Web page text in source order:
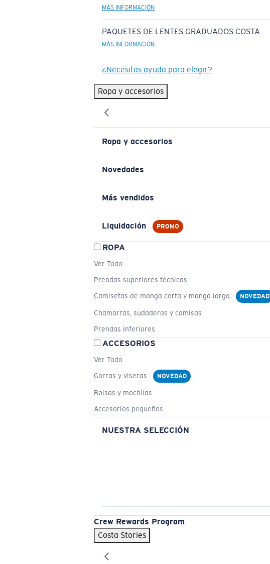
MÁS INFORMACIÓN
PAQUETES DE LENTES GRADUADOS COSTA
MÁS INFORMACIÓN
¿Necesitas ayuda para elegir?
Ropa y accesorios
Ropa y accesorios
Novedades
Más vendidos
Liquidación PROMO
ROPA
Ver Todo
Prendas superiores técnicas
Camisetas de manga corta y manga larga
NOVEDAD
Chamarras, sudaderas y camisas
Prendas inferiores
ACCESORIOS
Ver Todo
Gorras y viseras
NOVEDAD
Bolsas y mochilas
Accesorios pequeños
NUESTRA SELECCIÓN
Crew Rewards Program
Costa Stories